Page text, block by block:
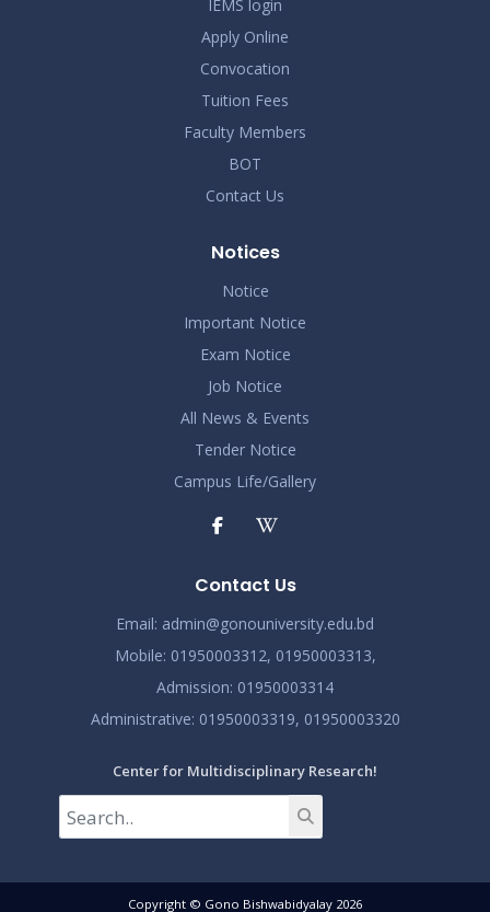
IEMS login
Apply Online
Convocation
Tuition Fees
Faculty Members
BOT
Contact Us
Notices
Notice
Important Notice
Exam Notice
Job Notice
All News & Events
Tender Notice
Campus Life/Gallery
Contact Us
Email: admin@gonouniversity.edu.bd
Mobile: 01950003312, 01950003313,
Admission: 01950003314
Administrative: 01950003319, 01950003320
Center for Multidisciplinary Research!
Copyright © Gono Bishwabidyalay 2026